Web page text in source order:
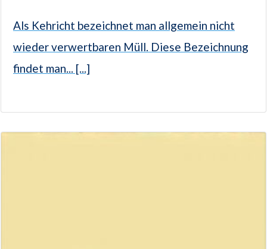
Als Kehricht bezeichnet man allgemein nicht
wieder verwertbaren Müll. Diese Bezeichnung
findet man... [...]